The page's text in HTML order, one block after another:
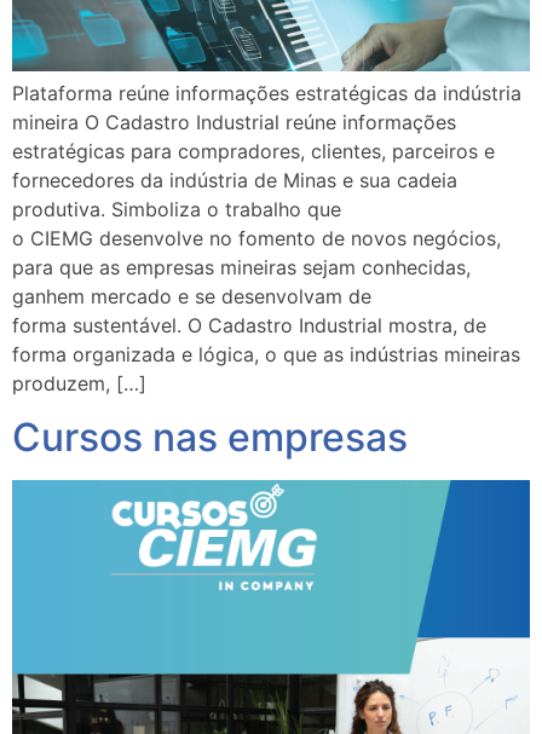
Plataforma reúne informações estratégicas da indústria
mineira O Cadastro Industrial reúne informações
estratégicas para compradores, clientes, parceiros e
fornecedores da indústria de Minas e sua cadeia
produtiva. Simboliza o trabalho que
o CIEMG desenvolve no fomento de novos negócios,
para que as empresas mineiras sejam conhecidas,
ganhem mercado e se desenvolvam de
forma sustentável. O Cadastro Industrial mostra, de
forma organizada e lógica, o que as indústrias mineiras
produzem, […]
Cursos nas empresas